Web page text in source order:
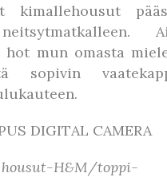
kimallehousut
hot mun omasta
sopivin
housut-H&M/toppi-